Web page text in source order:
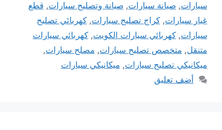
سيارات, صيانة سيارات, صيانة وتصليح سيارات, قطع
غيار سيارات, كراج تصليح سيارات, كهربائي تصليح
سيارات, كهربائي سيارات الكويت, كهربائي سيارات
متنقل, متخصص تصليح سيارات, مصلح سيارات,
ميكانيكي تصليح سيارات, ميكانيكي سيارات
أضف تعليق